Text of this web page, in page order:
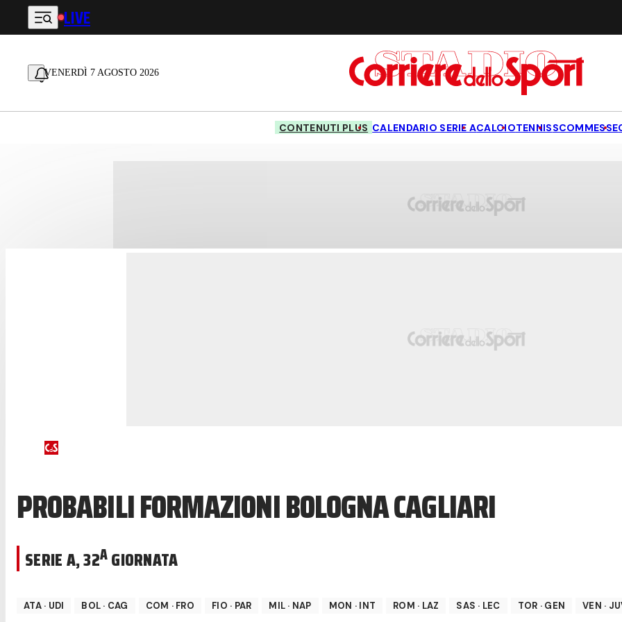
Vai al contenuto principale
LIVE
VENERDÌ 7 AGOSTO 2026
CONTENUTI PLUS CALENDARIO SERIE ACALCIOTENNISSCOMMESSE
PROBABILI FORMAZIONI BOLOGNA CAGLIARI
SERIE A,32AGIORNATA
ATA· UDI BOL · CAG COM · FRO FIO · PAR MIL · NAP MON · INT ROM · LAZ SAS · LEC TOR · GEN VEN ·